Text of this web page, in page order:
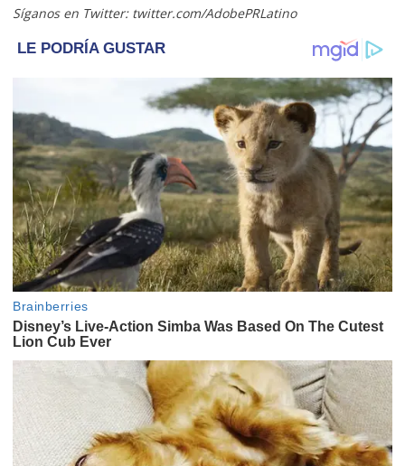
Síganos en Twitter: twitter.com/AdobePRLatino